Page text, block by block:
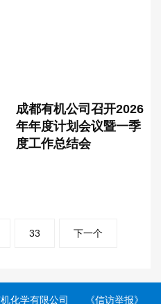
成都有机公司召开2026
年年度计划会议暨一季
度工作总结会
33 下一个
化学有限公司 《信访举报》